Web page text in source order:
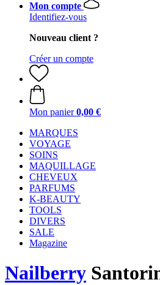
Mon compte
Identifiez-vous
Nouveau client ?
Créer un compte
Mon panier 0,00 €
MARQUES
VOYAGE
SOINS
MAQUILLAGE
CHEVEUX
PARFUMS
K-BEAUTY
TOOLS
DIVERS
SALE
Magazine
Nailberry